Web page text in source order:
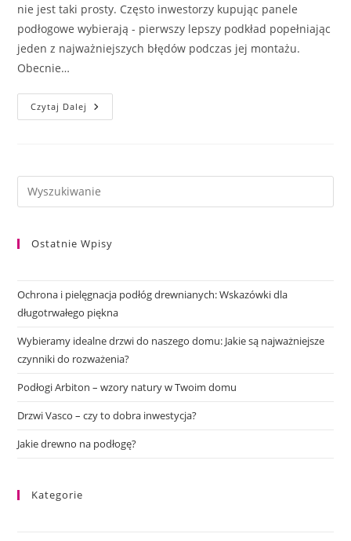
nie jest taki prosty. Często inwestorzy kupując panele
podłogowe wybierają - pierwszy lepszy podkład popełniając
jeden z najważniejszych błędów podczas jej montażu.
Obecnie…
Czytaj Dalej Podkład
Pod
Ostatnie Wpisy
Ochrona i pielęgnacja podłóg drewnianych: Wskazówki dla
długotrwałego piękna
Wybieramy idealne drzwi do naszego domu: Jakie są najważniejsze
czynniki do rozważenia?
Podłogi Arbiton – wzory natury w Twoim domu
Drzwi Vasco – czy to dobra inwestycja?
Jakie drewno na podłogę?
Kategorie